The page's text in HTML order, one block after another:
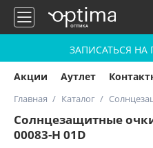
ЗАПИСАТЬСЯ НА
Акции Аутлет
Главная Каталог
Солнцезащитные очки
00083-H 01D